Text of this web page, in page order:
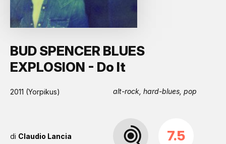
BUD SPENCER BLUES
EXPLOSION - Do It
2011 (Yorpikus) alt-rock, hard-blues, pop
di Claudio Lancia 7.5